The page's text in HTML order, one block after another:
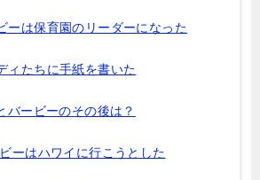
ーは保育園のリーダーになった
ィたちに手紙を書いた
バービーのその後は？
ーはハワイに行こうとした